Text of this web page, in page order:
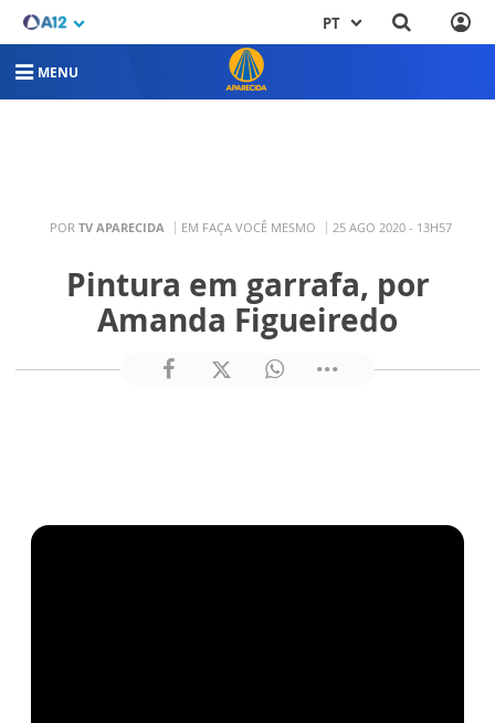
PT
MENU
POR TV APARECIDA EM FAÇA VOCÊ MESMO 25 AGO 2020 - 13H57
Pintura em garrafa, por
Amanda Figueiredo